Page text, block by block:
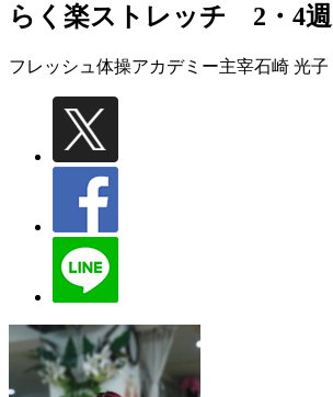
らく楽ストレッチ 2・4
フレッシュ体操アカデミー主宰石崎 光子